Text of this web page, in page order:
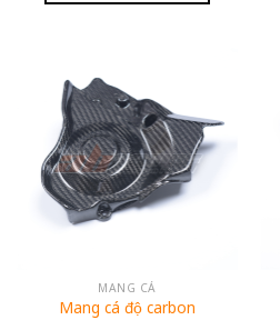
MANG CÁ
Mang cá độ carbon